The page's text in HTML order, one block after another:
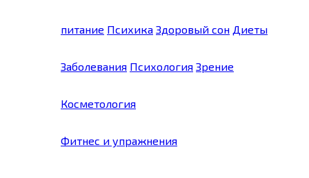
питание Психика Здоровый сон Диеты
Заболевания Психология Зрение
Косметология
Фитнес и упражнения